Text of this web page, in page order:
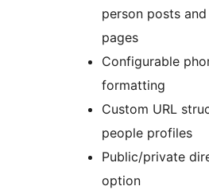
person posts
pages
Configurable
formatting
Custom URL
people profiles
Public/private
option